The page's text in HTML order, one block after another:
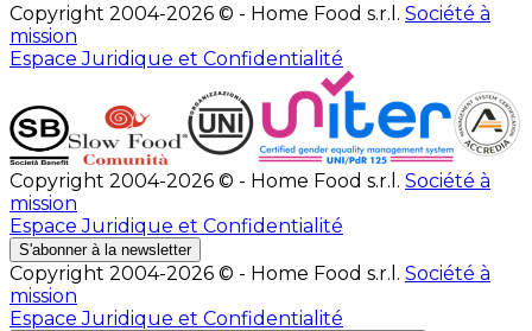
Copyright 2004-2026 © - Home Food s.r.l. Société à
mission
Espace Juridique et Confidentialité
Copyright 2004-2026 © - Home Food s.r.l. Société à
mission
Espace Juridique et Confidentialité
S'abonner à la newsletter
Copyright 2004-2026 © - Home Food s.r.l. Société à
mission
Espace Juridique et Confidentialité